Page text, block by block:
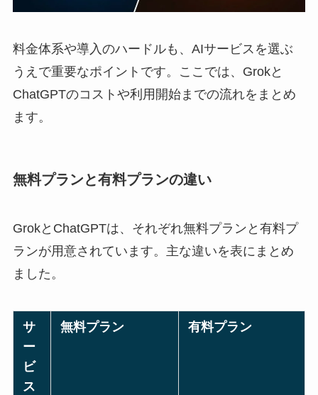
料金体系や導入のハードルも、AIサービスを選ぶ
うえで重要なポイントです。ここでは、Grokと
ChatGPTのコストや利用開始までの流れをまとめ
ます。
無料プランと有料プランの違い
GrokとChatGPTは、それぞれ無料プランと有料プ
ランが用意されています。主な違いを表にまとめ
ました。
サ
ー
ビ
ス
無料プラン 有料プラン